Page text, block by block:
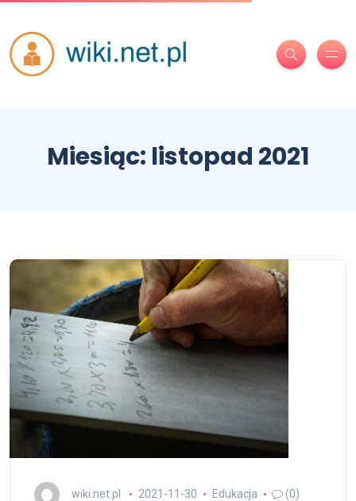
Miesiąc: listopad 2021
wiki.net.pl 2021-11-30 Edukacja (0)